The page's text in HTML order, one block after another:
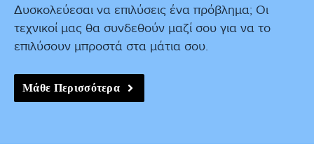
Δυσκολεύεσαι να επιλύσεις ένα πρόβλημα; Οι
τεχνικοί μας θα συνδεθούν μαζί σου για να το
επιλύσουν μπροστά στα μάτια σου.
Μάθε Περισσότερα